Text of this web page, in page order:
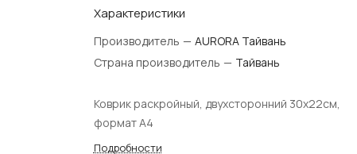
Характеристики
Производитель — AURORA Тайвань
Страна производитель — Тайвань
Коврик раскройный, двухсторонний 30х22см,
формат А4
Подробности